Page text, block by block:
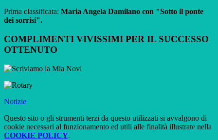
Prima classificata: Maria Angela Damilano con "Sotto il ponte
dei sorrisi".
COMPLIMENTI VIVISSIMI PER IL SUCCESSO
OTTENUTO
Notizie
Questo sito o gli strumenti terzi da questo utilizzati si avvalgono di
cookie necessari al funzionamento ed utili alle finalità illustrate nella
COOKIE POLICY.